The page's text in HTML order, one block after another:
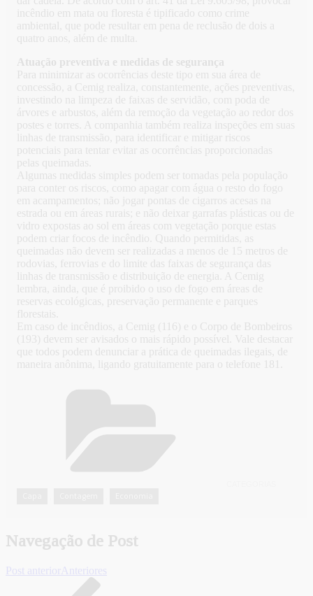
incêndio em mata ou floresta é tipificado como crime
ambiental, que pode resultar em pena de reclusão de dois a
quatro anos, além de multa.
Atuação preventiva e medidas de segurança
Para minimizar as ocorrências deste tipo em sua área de
concessão, a Cemig realiza, constantemente, ações preventivas,
investindo na limpeza de faixas de servidão, com poda de
árvores e arbustos, além da remoção da vegetação ao redor dos
postes e torres. A companhia também realiza inspeções em suas
linhas de transmissão, para identificar e mitigar riscos
potenciais para tentar evitar as ocorrências proporcionadas
pelas queimadas.
Algumas medidas simples podem ser tomadas pela população
para conter os riscos, como apagar com água o resto do fogo
em acampamentos; não jogar pontas de cigarros acesas na
estrada ou em áreas rurais; e não deixar garrafas plásticas ou de
vidro expostas ao sol em áreas com vegetação porque estas
podem criar focos de incêndio. Quando permitidas, as
queimadas não devem ser realizadas a menos de 15 metros de
rodovias, ferrovias e do limite das faixas de segurança das
linhas de transmissão e distribuição de energia. A Cemig
lembra, ainda, que é proibido o uso de fogo em áreas de
reservas ecológicas, preservação permanente e parques
florestais.
Em caso de incêndios, a Cemig (116) e o Corpo de Bombeiros
(193) devem ser avisados o mais rápido possível. Vale destacar
que todos podem denunciar a prática de queimadas ilegais, de
maneira anônima, ligando gratuitamente para o telefone 181.
Navegação de Post
Post anterior Anteriores